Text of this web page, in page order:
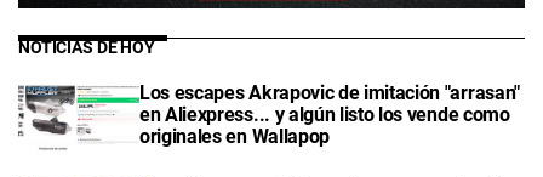
NOTICIAS DE HOY
Los escapes Akrapovic de imitación "arrasan"
en Aliexpress... y algún listo los vende como
originales en Wallapop